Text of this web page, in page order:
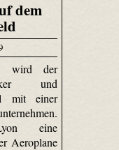
dem
wird der
und
mit einer
eine
Aeroplane